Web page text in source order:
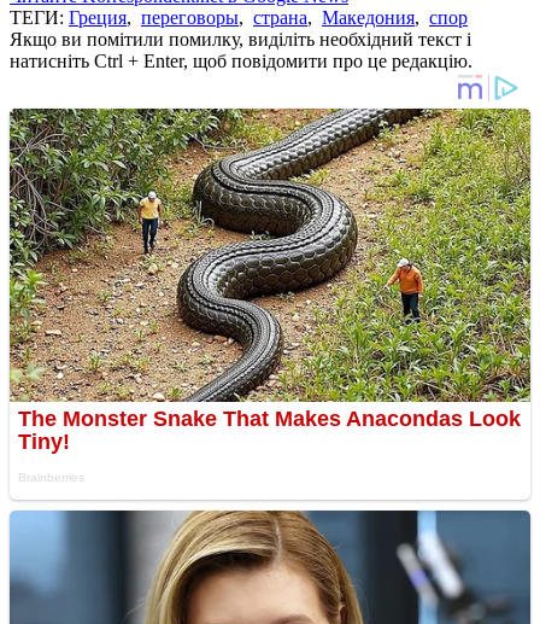
ТЕГИ: Греция, переговоры, страна, Македония, спор
Якщо ви помітили помилку, виділіть необхідний текст і
натисніть Ctrl + Enter, щоб повідомити про це редакцію.